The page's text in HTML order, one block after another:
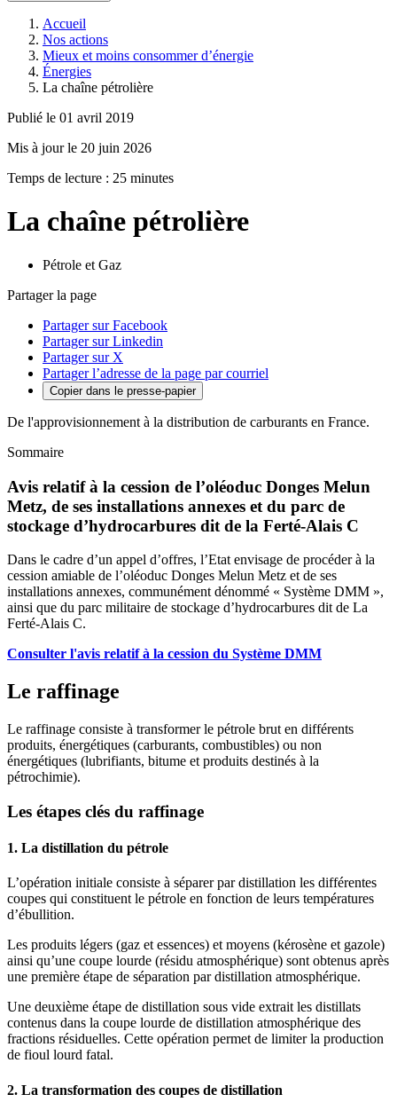
Accueil
Nos actions
Mieux et moins consommer d’énergie
Énergies
La chaîne pétrolière
Publié le 01 avril 2019
Mis à jour le 20 juin 2026
Temps de lecture : 25 minutes
La chaîne pétrolière
Pétrole et Gaz
Partager la page
Partager sur Facebook
Partager sur Linkedin
Partager sur X
Partager l’adresse de la page par courriel
Copier dans le presse-papier
De l'approvisionnement à la distribution de carburants en France.
Sommaire
Avis relatif à la cession de l’oléoduc Donges Melun
Metz, de ses installations annexes et du parc de
stockage d’hydrocarbures dit de la Ferté-Alais C
Dans le cadre d’un appel d’offres, l’Etat envisage de procéder à la
cession amiable de l’oléoduc Donges Melun Metz et de ses
installations annexes, communément dénommé « Système DMM »,
ainsi que du parc militaire de stockage d’hydrocarbures dit de La
Ferté-Alais C.
Consulter l'avis relatif à la cession du Système DMM
Le raffinage
Le raffinage consiste à transformer le pétrole brut en différents
produits, énergétiques (carburants, combustibles) ou non
énergétiques (lubrifiants, bitume et produits destinés à la
pétrochimie).
Les étapes clés du raffinage
1. La distillation du pétrole
L’opération initiale consiste à séparer par distillation les différentes
coupes qui constituent le pétrole en fonction de leurs températures
d’ébullition.
Les produits légers (gaz et essences) et moyens (kérosène et gazole)
ainsi qu’une coupe lourde (résidu atmosphérique) sont obtenus après
une première étape de séparation par distillation atmosphérique.
Une deuxième étape de distillation sous vide extrait les distillats
contenus dans la coupe lourde de distillation atmosphérique des
fractions résiduelles. Cette opération permet de limiter la production
de fioul lourd fatal.
2. La transformation des coupes de distillation